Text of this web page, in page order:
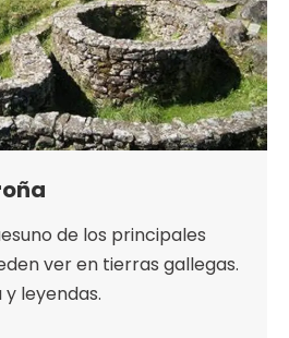
de los principales
ver en tierras gallegas.
leyendas.